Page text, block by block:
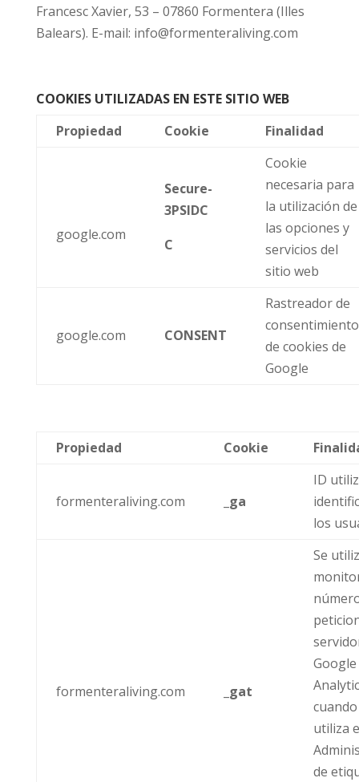
Francesc Xavier, 53 – 07860 Formentera (Illes
Balears). E-mail: info@formenteraliving.com
COOKIES UTILIZADAS EN ESTE SITIO WEB
Propiedad
Cookie Finalidad
google.com
Secure-
3PSIDC
C
Cookie
necesaria para
la utilización de
las opciones y
servicios del
sitio web
google.com CONSENT
Rastreador de
consentimiento
de cookies de
Google
Propiedad Cookie
formenteraliving.com _ga
ID
los
formenteraliving.com _gat
Se
Google
utiliza
de